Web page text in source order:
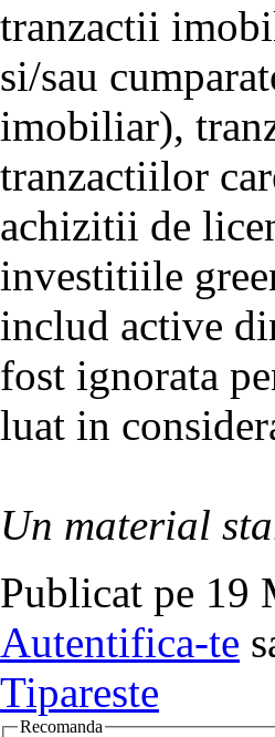
tranzactii
si/sau
imobiliar),
tranzactiilor
achizitii de
investitiile
includ active
fost ignorata
luat in
Un material
Publicat pe 19
Autentifica-te
Tipareste
Recomanda